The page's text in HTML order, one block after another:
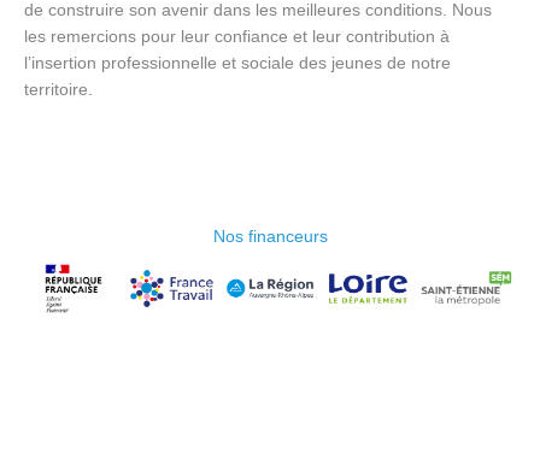
de construire son avenir dans les meilleures conditions. Nous
les remercions pour leur confiance et leur contribution à
l’insertion professionnelle et sociale des jeunes de notre
territoire.
Nos financeurs